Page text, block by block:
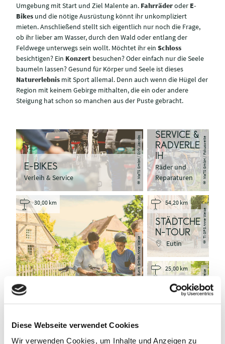
Diese Webseite verwendet Cookies
Wir verwenden Cookies, um Inhalte und Anzeigen zu
Umgebung mit Start und Ziel Malente an. Fahrräderoder E-
Bikes und die nötige Ausrüstung könnt ihr unkompliziert
mieten. Anschließend stellt sich eigentlich nur noch die Frage,
ob ihr lieber am Wasser, durch den Wald oder entlang der
Feldwege unterwegs sein wollt. Möchtet ihr ein Schloss
besichtigen? Ein Konzert besuchen? Oder einfach nur die Seele
baumeln lassen? Gesund für Körper und Seele ist dieses
Naturerlebnis mit Sport allemal. Denn auch wenn die Hügel der
Region mit keinem Gebirge mithalten, die ein oder andere
Steigung hat schon so manchen aus der Puste gebracht.
E-BIKES
Verleih & Service © MaTS GmbH / Dirk Jacobs
SERVICE &
RADVERLE
IH
Räder und
Reparaturen
© MaTS GmbH / Fokusweite
30,00 km
Eutin GmbH Anne Weise
54,20 km
STÄDTCHE
N-TOUR
Eutin ©
TI GPS Anne Weise
25,00 km
5-SEEN-
Eutin GmbH Anne Weise